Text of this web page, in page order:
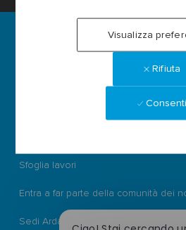
Visualizza
Rifiuta
Consenti
L-2134 Luxembourg
Sfoglia lavori
Entra a far parte della comunità dei
Sedi Ardagh